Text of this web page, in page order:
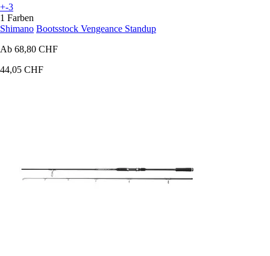
+-3
1 Farben
Shimano Bootsstock Vengeance Standup
Ab 68,80 CHF
44,05 CHF